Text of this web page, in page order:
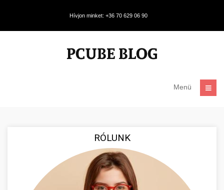
Hívjon minket: +36 70 629 06 90
Menü
RÓLUNK